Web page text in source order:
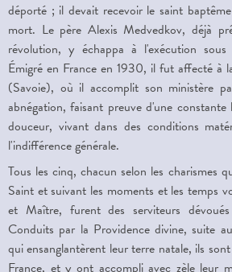
déporté ; il devait recevoir le saint
mort. Le père Alexis Medvedkov, déjà
révolution, y échappa à l'exécution
Émigré en France en 1930, il fut affecté à
(Savoie), où il accomplit son ministère
abnégation, faisant preuve d'une
douceur, vivant dans des conditions
l'indifférence générale.
Tous les cinq, chacun selon les charismes
Saint et suivant les moments et les temps
et Maître, furent des serviteurs
Conduits par la Providence divine, suite
qui ensanglantèrent leur terre natale, ils
France, et y ont accompli avec zèle leur